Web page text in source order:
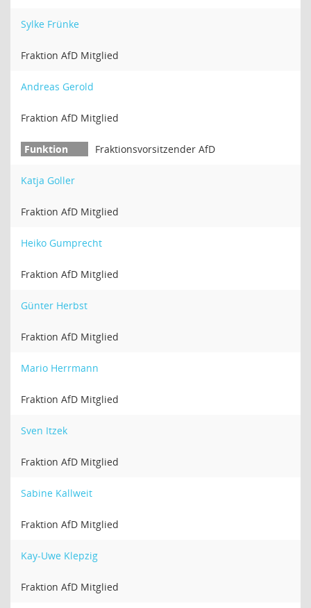
Sylke Frünke
Fraktion AfD Mitglied
Andreas Gerold
Fraktion AfD Mitglied
Fraktionsvorsitzender AfD
Katja Goller
Fraktion AfD Mitglied
Heiko Gumprecht
Fraktion AfD Mitglied
Günter Herbst
Fraktion AfD Mitglied
Mario Herrmann
Fraktion AfD Mitglied
Sven Itzek
Fraktion AfD Mitglied
Sabine Kallweit
Fraktion AfD Mitglied
Kay-Uwe Klepzig
Fraktion AfD Mitglied